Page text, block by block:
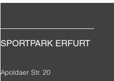
SPORTPARK ERFURT
Apoldaer Str. 20